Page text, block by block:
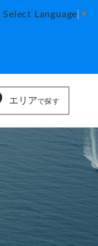
Select Language ▼
エリアで探す